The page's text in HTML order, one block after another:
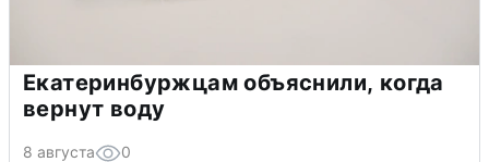
Екатеринбуржцам объяснили, когда
вернут воду
8 августа 0